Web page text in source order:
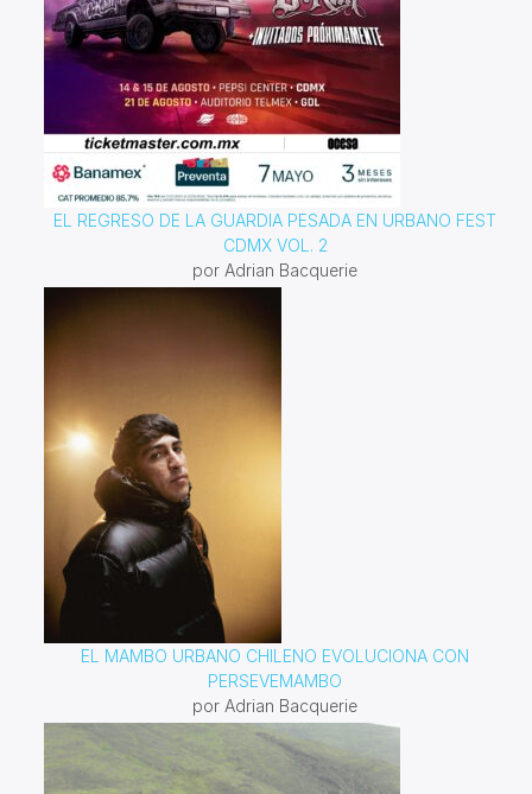
EL REGRESO DE LA GUARDIA PESADA EN URBANO FEST
CDMX VOL. 2
por Adrian Bacquerie
EL MAMBO URBANO CHILENO EVOLUCIONA CON
PERSEVEMAMBO
por Adrian Bacquerie